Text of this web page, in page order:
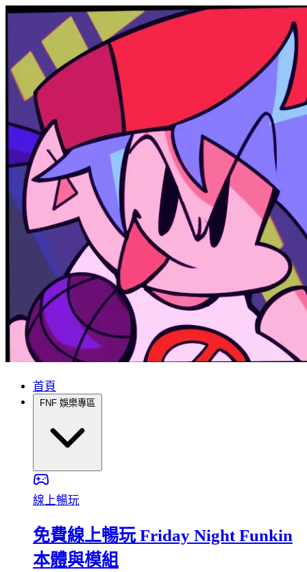
首頁
線上暢玩
免費線上暢玩 Friday Night Funkin
本體與模組